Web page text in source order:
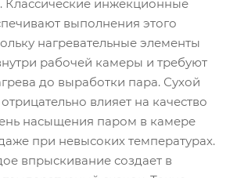
Классические инжекционные
выполнения этого
нагревательные элементы
рабочей камеры и требуют
до выработки пара. Сухой
влияет на качество
насыщения паром в камере
при невысоких температурах.
впрыскивание создает в